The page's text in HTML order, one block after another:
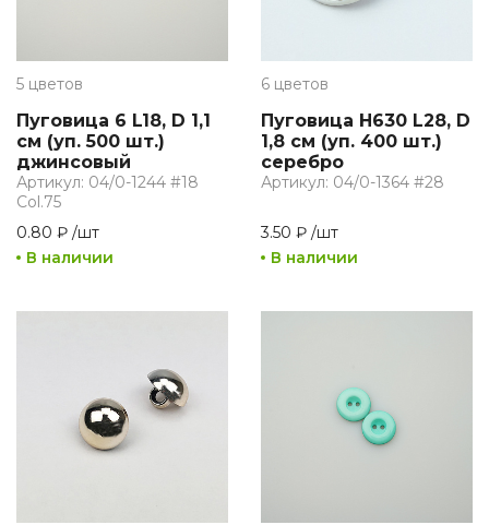
5 цветов
Пуговица 6 L18, D 1,1
см (уп. 500 шт.)
джинсовый
Артикул: 04/0-1244 #18
Сol.75
0.80 ₽ /шт
В наличии
6 цветов
Пуговица H630 L28, D
1,8 см (уп. 400 шт.)
серебро
Артикул: 04/0-1364 #28
3.50 ₽ /шт
В наличии